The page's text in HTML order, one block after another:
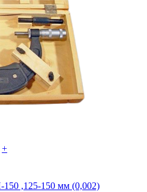
+
,125-150 мм (0,002)